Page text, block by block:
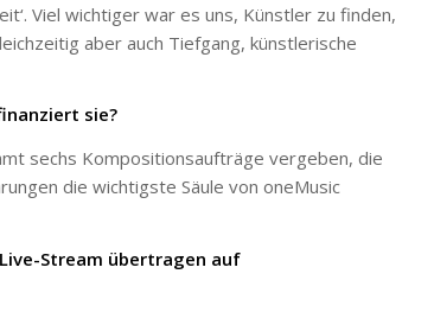
Viel wichtiger war es uns, Künstler zu finden,
aber auch Tiefgang, künstlerische
sie?
sechs Kompositionsaufträge vergeben, die
die wichtigste Säule von oneMusic
Stream übertragen auf